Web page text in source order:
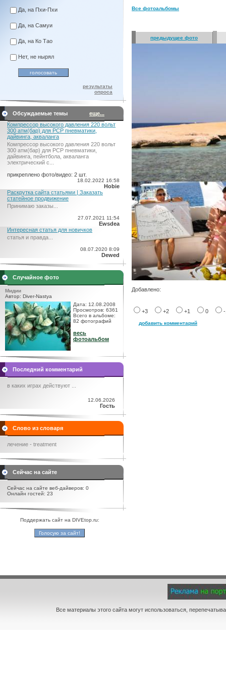
Да, на Пхи-Пхи
Да, на Самуи
Да, на Ко Тао
Нет, не нырял
результаты
опроса
Обсуждаемые темы
еще...
Компрессор высокого давления 220 вольт
300 атм(бар) для PCP пневматики,
дайвинга, акваланга
Компрессор высокого давления 220 вольт
300 атм(бар) для PCP пневматики,
дайвинга, пейнтбола, акваланга
электрический c...
прикреплено фото/видео: 2 шт.
18.02.2022 16:58
Hobie
Раскрутка сайта статьями | Заказать
статейное продвижение
Принимаю заказы...
27.07.2021 11:54
Ewsdea
Интересная статья для новичков
статья и правда...
08.07.2020 8:09
Dewed
Случайное фото
Мидии
Автор: Diver-Nastya
Дата: 12.08.2008
Просмотров: 6361
Всего в альбоме:
82 фотографий
весь
фотоальбом
Последний комментарий
в каких играх действуют ...
12.06.2026
Гость
Слово из словаря
лечение - treatment
Сейчас на сайте
Сейчас на сайте веб-дайверов: 0
Онлайн гостей: 23
Поддержать сайт на DIVEtop.ru:
Все фотоальбомы
предыдущее фото
Добавлено:
+3 +2 +1 0
добавить комментарий
Все материалы этого сайта могут использоваться,